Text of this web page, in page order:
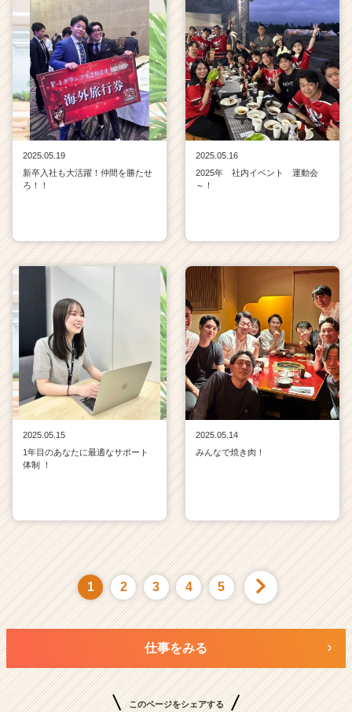
2025.05.19
新卒入社も大活躍！仲間を勝たせ
ろ！！
2025.05.16
2025年 社内イベント 運動会
～！
2025.05.15
1年目のあなたに最適なサポート
体制 ！
2025.05.14
みんなで焼き肉！
1 2 3 4 5
仕事をみる
このページをシェアする